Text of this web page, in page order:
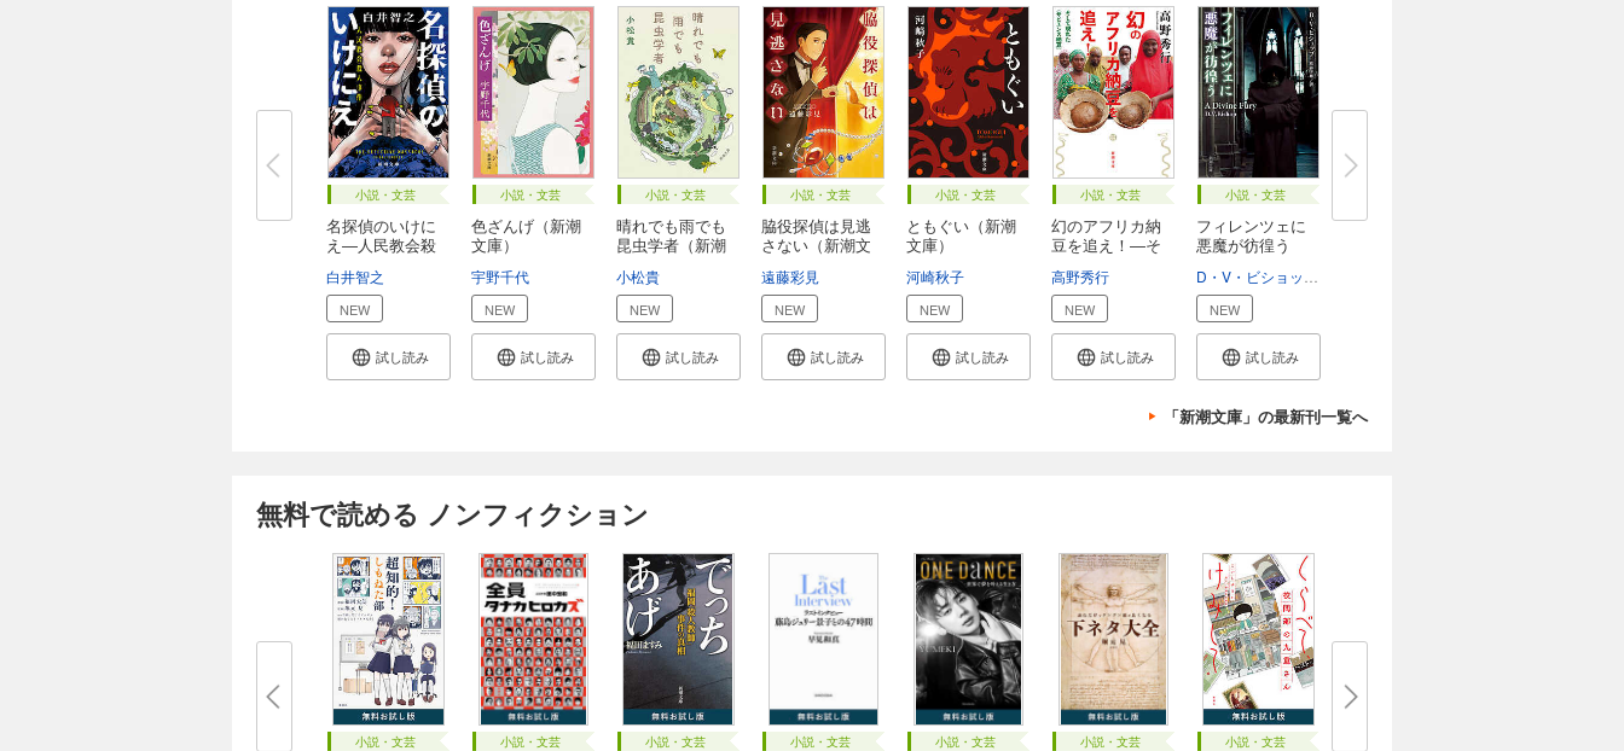
小説・文芸
名探偵のいけに
え―人民教会殺
白井智之
NEW
試し読み
小説・文芸
色ざんげ（新潮
文庫）
宇野千代
NEW
試し読み
小説・文芸
晴れでも雨でも
昆虫学者（新潮
小松貴
NEW
試し読み
小説・文芸
脇役探偵は見逃
さない（新潮文
遠藤彩見
NEW
試し読み
小説・文芸
ともぐい（新潮
文庫）
河崎秋子
NEW
試し読み
小説・文芸
幻のアフリカ納
豆を追え！―そ
高野秀行
NEW
試し読み
小説・文芸
フィレンツェに
悪魔が彷徨う
NEW
試し読み
「新潮文庫」の最新刊一覧へ
無料で読める ノンフィクション
小説・文芸 小説・文芸 小説・文芸 小説・文芸 小説・文芸 小説・文芸 小説・文芸